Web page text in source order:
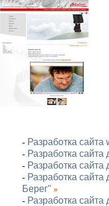
- Разработка
- Разработка
- Разработка
- Разработка
Берег" »
- Разработка